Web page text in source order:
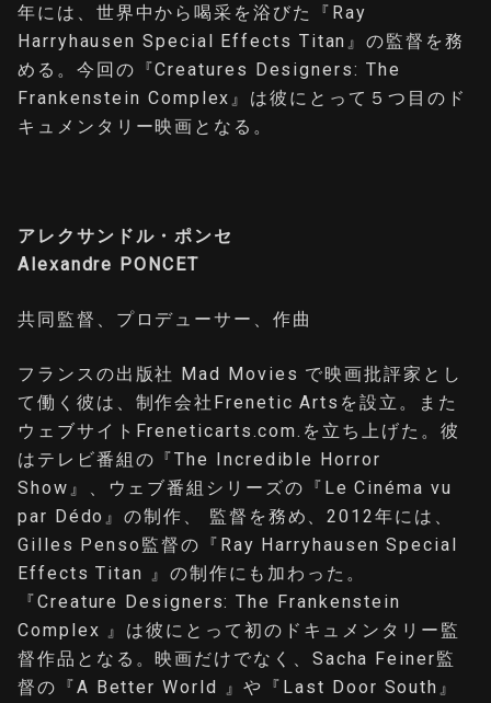
年には、世界中から喝采を浴びた『Ray
Harryhausen Special Effects Titan』の監督を務
める。今回の『Creatures Designers: The
Frankenstein Complex』は彼にとって５つ目のド
キュメンタリー映画となる。
アレクサンドル・ポンセ
Alexandre PONCET
共同監督、プロデューサー、作曲
フランスの出版社 Mad Movies で映画批評家とし
て働く彼は、制作会社Frenetic Artsを設立。また
ウェブサイトFreneticarts.com.を立ち上げた。彼
はテレビ番組の『The Incredible Horror
Show』、ウェブ番組シリーズの『Le Cinéma vu
par Dédo』の制作、 監督を務め、2012年には、
Gilles Penso監督の『Ray Harryhausen Special
Effects Titan 』の制作にも加わった。
『Creature Designers: The Frankenstein
Complex 』は彼にとって初のドキュメンタリー監
督作品となる。映画だけでなく、Sacha Feiner監
督の『A Better World 』や『Last Door South』